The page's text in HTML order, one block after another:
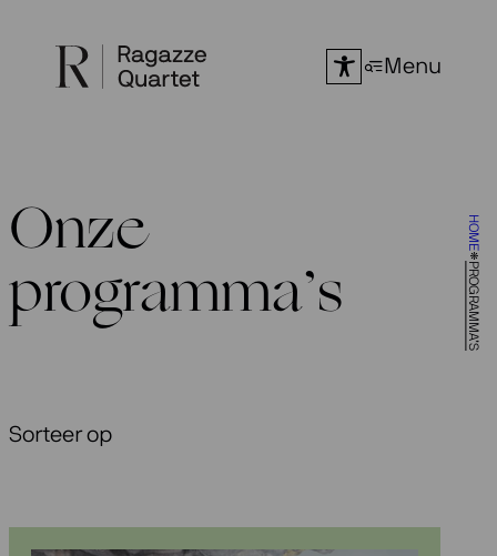
HOME
PROGRAMMA’S
Menu
Onze
programma’s
Sorteer op